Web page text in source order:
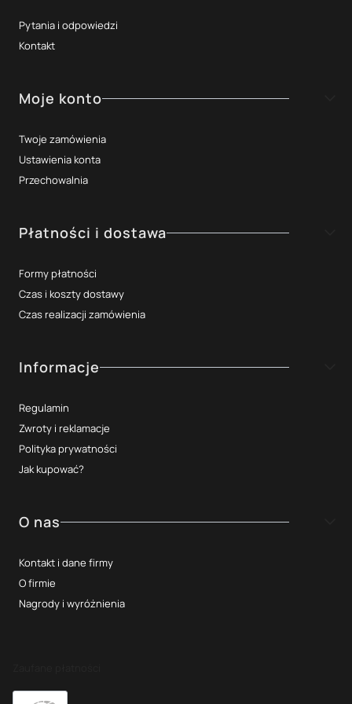
Pytania i odpowiedzi
Kontakt
Moje konto
Twoje zamówienia
Ustawienia konta
Przechowalnia
Płatności i dostawa
Formy płatności
Czas i koszty dostawy
Czas realizacji zamówienia
Informacje
Regulamin
Zwroty i reklamacje
Polityka prywatności
Jak kupować?
O nas
Kontakt i dane firmy
O firmie
Nagrody i wyróżnienia